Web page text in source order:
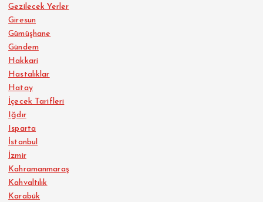
Gezilecek Yerler
Giresun
Gümüşhane
Gündem
Hakkari
Hastalıklar
Hatay
İçecek Tarifleri
Iğdır
Isparta
İstanbul
İzmir
Kahramanmaraş
Kahvaltılık
Karabük